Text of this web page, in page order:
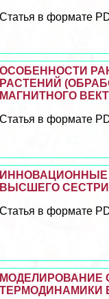
Статья в формате
ОСОБЕННОСТИ
РАСТЕНИЙ
МАГНИТНОГО
Статья в формате
ИННОВАЦИОННЫЕ
ВЫСШЕГО
Статья в формате
МОДЕЛИРОВАНИЕ
ТЕРМОДИНАМИКИ